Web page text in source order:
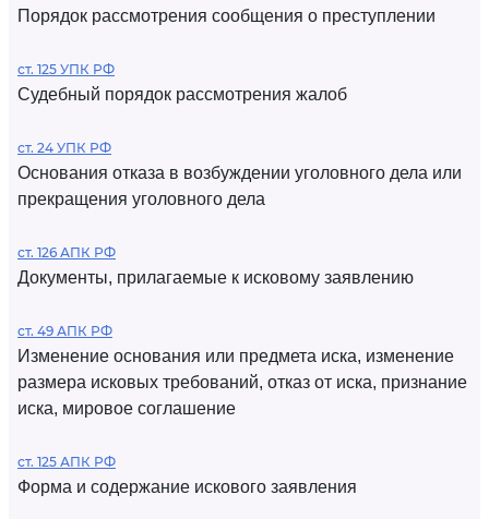
Порядок рассмотрения сообщения о преступлении
ст. 125 УПК РФ
Судебный порядок рассмотрения жалоб
ст. 24 УПК РФ
Основания отказа в возбуждении уголовного дела или
прекращения уголовного дела
ст. 126 АПК РФ
Документы, прилагаемые к исковому заявлению
ст. 49 АПК РФ
Изменение основания или предмета иска, изменение
размера исковых требований, отказ от иска, признание
иска, мировое соглашение
ст. 125 АПК РФ
Форма и содержание искового заявления